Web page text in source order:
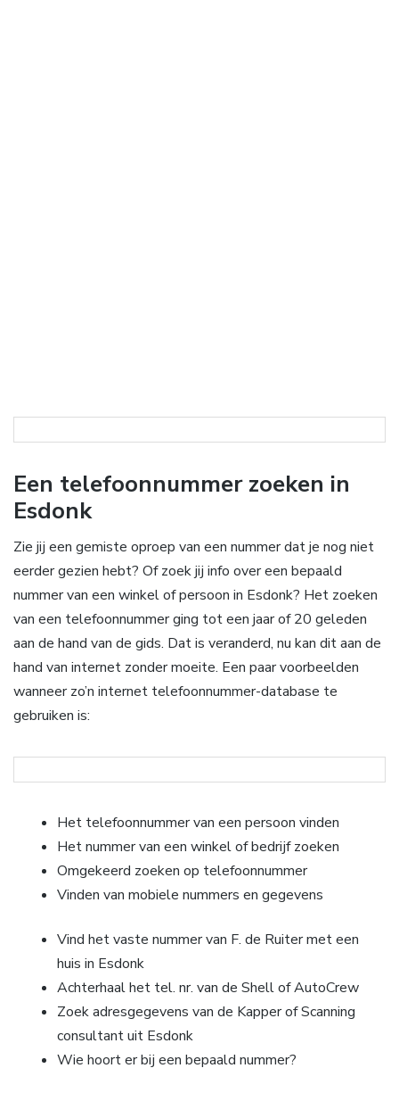
Een telefoonnummer zoeken in
Esdonk
Zie jij een gemiste oproep van een nummer dat je nog niet
eerder gezien hebt? Of zoek jij info over een bepaald
nummer van een winkel of persoon in Esdonk? Het zoeken
van een telefoonnummer ging tot een jaar of 20 geleden
aan de hand van de gids. Dat is veranderd, nu kan dit aan de
hand van internet zonder moeite. Een paar voorbeelden
wanneer zo’n internet telefoonnummer-database te
gebruiken is:
Het telefoonnummer van een persoon vinden
Het nummer van een winkel of bedrijf zoeken
Omgekeerd zoeken op telefoonnummer
Vinden van mobiele nummers en gegevens
Vind het vaste nummer van F. de Ruiter met een
huis in Esdonk
Achterhaal het tel. nr. van de Shell of AutoCrew
Zoek adresgegevens van de Kapper of Scanning
consultant uit Esdonk
Wie hoort er bij een bepaald nummer?